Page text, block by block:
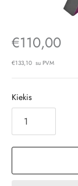
€110,00
€133,10 su PVM
Kiekis